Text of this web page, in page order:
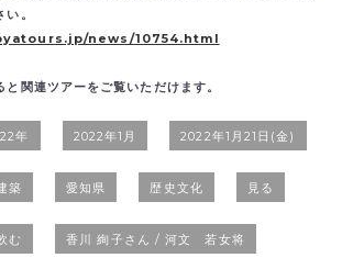
。
news/10754.html
関連ツアーをご覧いただけます。
年 2022年1月 2022年1月21日(金)
築 愛知県 歴史文化 見る
む 香川 絢子さん / 河文 若女将